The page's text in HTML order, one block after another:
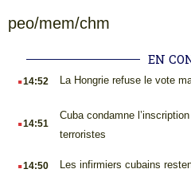
peo/mem/chm
EN
.14:52 La Hongrie refuse le vote
.14:51
Cuba condamne
terroristes
.14:50 Les infirmiers cubains